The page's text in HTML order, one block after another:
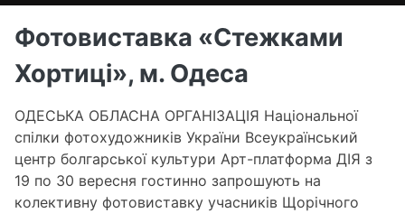
Фотовиставка «Стежками
Хортиці», м. Одеса
ОДЕСЬКА ОБЛАСНА ОРГАНІЗАЦІЯ Національної
спілки фотохудожників України Всеукраїнський
центр болгарської культури Арт-платформа ДІЯ з
19 по 30 вересня гостинно запрошують на
колективну фотовиставку учасників Щорічного